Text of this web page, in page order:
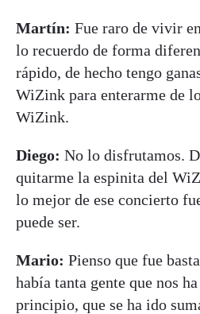
Martín: Fue raro de vivir
lo recuerdo de forma
rápido, de hecho tengo
WiZink para enterarme de
WiZink.
Diego: No lo disfrutamos.
quitarme la espinita del
lo mejor de ese concierto
puede ser.
Mario: Pienso que fue
había tanta gente que nos
principio, que se ha ido